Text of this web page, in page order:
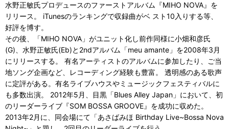
水野正敏氏プロデュースのファーストアルバム『MIHO NOVA』を
リリース。 iTunesのランキングで収録曲がベ スト10入りする等、
好評を博す。
その後、「MIHO NOVA」がユニット化し前作同様に小畑和彦氏
(G)、水野正敏氏(Eb)と2ndアルバム「meu amante」を2008年3月
にリリースする。 有名アーティストのアルバムに参加したり、ご当
地ソング企画など、レコーディング経験も豊富。 透明感のある歌声
に定評がある。有名ライブハウスやミュージックフェスティバルに
も多数出演。 2012年5月、目黒「Blues Alley Japan」において、初
のリーダーライブ『SOM BOSSA GROOVE』を成功に収めた。
2013年2月に、同会場にて「あさばみほ Birthday Live~Bossa Nova